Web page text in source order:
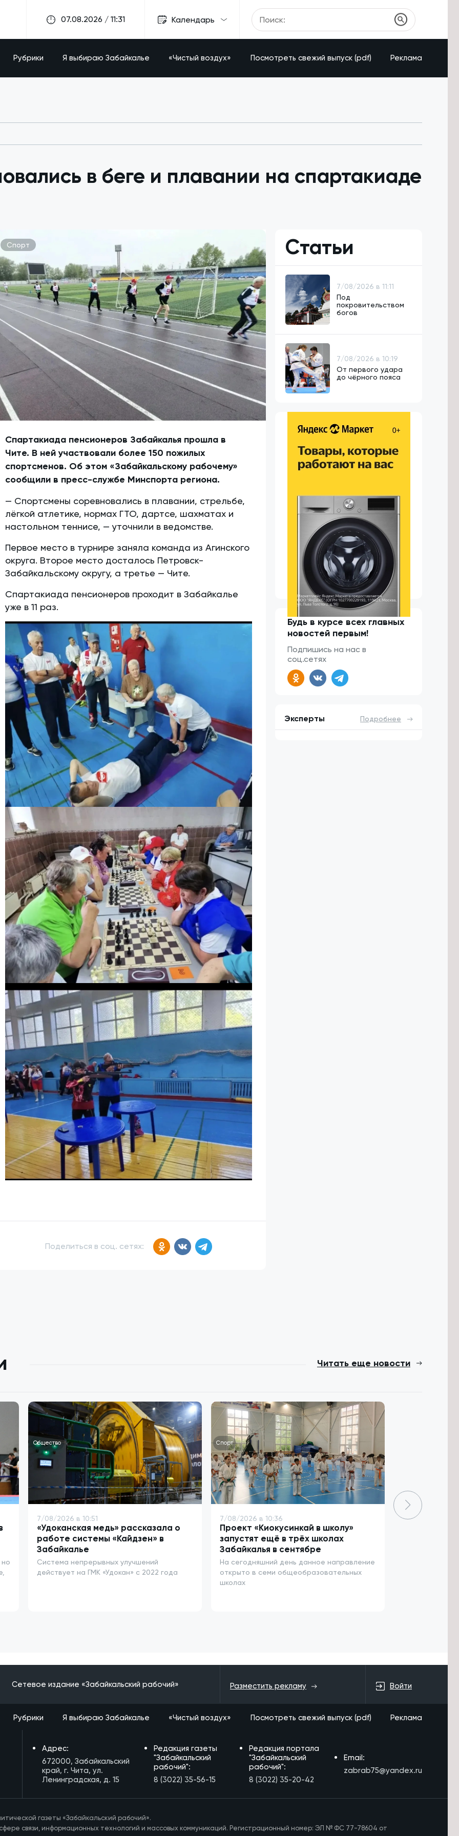
07.08.2026 / 11:31 Календарь
Рубрики Я выбираю Забайкалье «Чистый воздух» Посмотреть свежий выпуск (pdf) Реклама
в беге и плавании на спартакиаде
Спорт
Спартакиада пенсионеров Забайкалья прошла в
Чите. В ней участвовали более 150 пожилых
спортсменов. Об этом «Забайкальскому рабочему»
сообщили в пресс-службе Минспорта региона.
— Спортсмены соревновались в плавании, стрельбе,
лёгкой атлетике, нормах ГТО, дартсе, шахматах и
настольном теннисе, — уточнили в ведомстве.
Первое место в турнире заняла команда из Агинского
округа. Второе место досталось Петровск-
Забайкальскому округу, а третье — Чите.
Спартакиада пенсионеров проходит в Забайкалье
уже в 11 раз.
Поделиться в соц. сетях:
Статьи
7/08/2026 в 11:11
Под
покровительством
богов
7/08/2026 в 10:19
От первого удара
до чёрного пояса
Будь в курсе всех главных
новостей первым!
Подпишись на нас в
соц.сетях
Эксперты Подробнее
Читать еще новости
Общество
7/08/2026 в 10:51
«Удоканская медь» рассказала о
работе системы «Кайдзен» в
Забайкалье
Система непрерывных улучшений
действует на ГМК «Удокан» с 2022 года
Спорт
7/08/2026 в 10:36
Проект «Киокусинкай в школу»
запустят ещё в трёх школах
Забайкалья в сентябре
На сегодняшний день данное направление
открыто в семи общеобразовательных
школах
7/08/2026 в
Сетевое издание «Забайкальский рабочий» Разместить рекламу Войти
Рубрики Я выбираю Забайкалье «Чистый воздух» Посмотреть свежий выпуск (pdf) Реклама
Адрес:
672000, Забайкальский
край, г. Чита, ул.
Ленинградская, д. 15
Редакция газеты
"Забайкальский
рабочий":
8 (3022) 35-56-15
Редакция портала
"Забайкальский
рабочий":
8 (3022) 35-20-42
Email:
zabrab75@yandex.ru
газеты «Забайкальский рабочий».
связи, информационных технологий и массовых коммуникаций. Регистрационный номер: ЭЛ № ФС 77-78604 от